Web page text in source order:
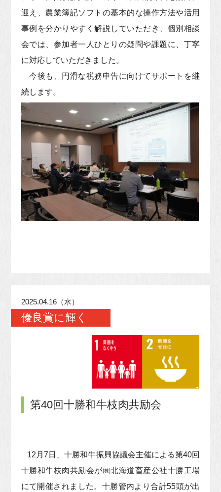
迎え、農業簿記ソフトの基本的な操作方法や活用
事例を分かりやすく解説していただき、個別相談
会では、参加者一人ひとりの疑問や課題に、丁寧
に対応していただきました。
今後も、円滑な税務申告に向けてサポートを継
続します。
2025.04.16（水）
優良賞に輝く
第40回十勝和牛枝肉共励会
12月7日、十勝和牛振興協議会主催による第40回
十勝和牛枝肉共励会が㈱北海道畜産公社十勝工場
にて開催されました。十勝管内より合計55頭が出